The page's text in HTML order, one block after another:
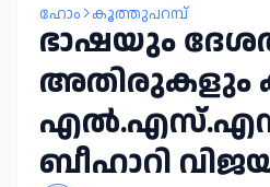
ഹോം കൂത്തുപറമ്പ്
ഭാഷയും
അതിരുകളും
ബീഹാറി